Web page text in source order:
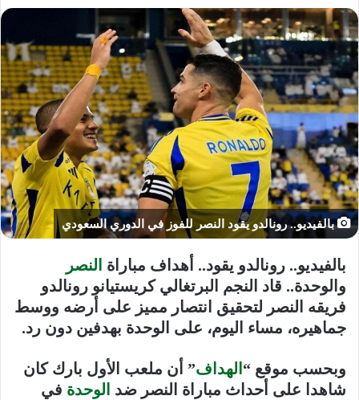
بالفيديو.. رونالدو يقود النصر للفوز في الدوري السعودي
بالفيديو.. رونالدو يقود.. أهداف مباراة النصر
والوحدة.. قاد النجم البرتغالي كريستيانو رونالدو
فريقه النصر لتحقيق انتصار مميز على أرضه ووسط
جماهيره، مساء اليوم، على الوحدة بهدفين دون رد.
وبحسب موقع “ الهداف” أن ملعب الأول بارك كان
شاهدا على أحداث مباراة النصر ضد الوحدة في